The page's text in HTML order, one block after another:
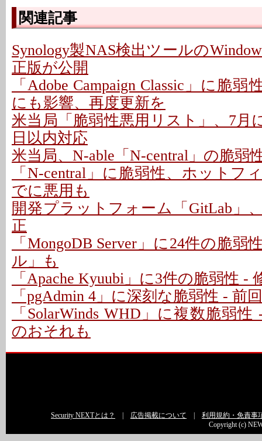
関連記事
Synology製NAS検出ツールの
正版が公開
「Adobe Campaign Classic」に脆
にも影響、再度更新を
米当局「脆弱性悪用リスト」、7月
日以内対応
米当局、N-able「N-central」の脆弱
「N-central」に脆弱性、ホットフ
でに悪用も
開発プラットフォーム「GitLab」
正
「MongoDB Server」に24件の脆
ル」も
「Apache Kyuubi」に3件の脆弱性 -
「pgAdmin 4」に深刻な脆弱性 - 前
「SolarWinds WHD」に複数脆弱
のおそれも
Security NEXTとは？ 広告掲載について
利用規約・免責事
Copyright (c)